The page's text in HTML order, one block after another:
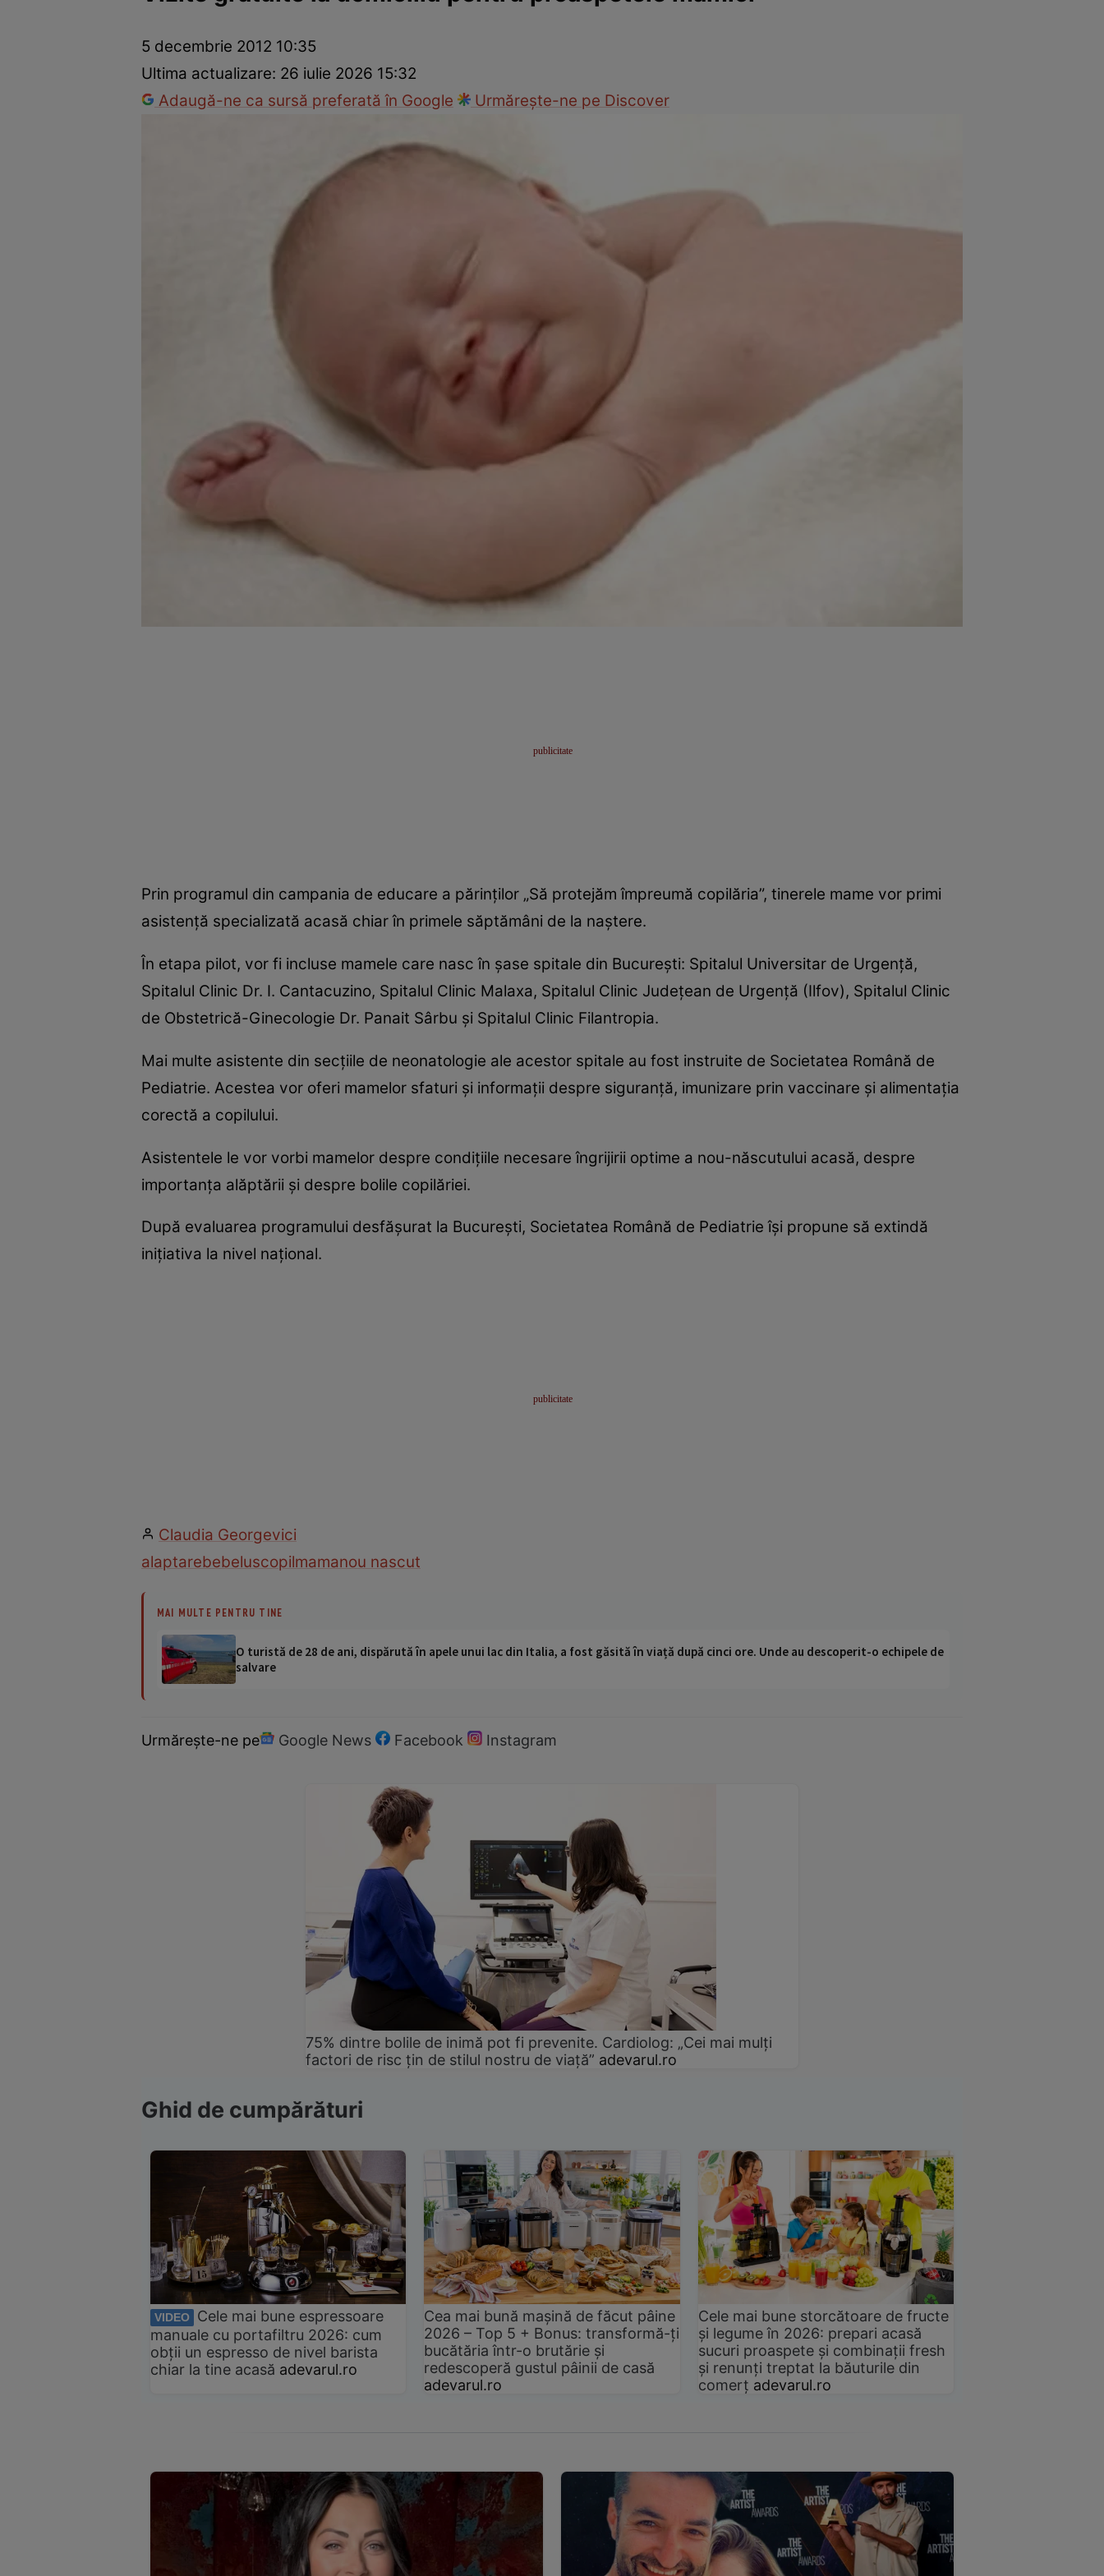
Prevenție și tratament Remedii naturiste Medicii răspund
5 decembrie 2012 10:35
Ultima actualizare: 26 iulie 2026 15:32
Adaugă-ne ca sursă preferată în Google
Urmărește-ne pe Discover
Prin programul din campania de educare a părinţilor „Să protejăm împreumă copilăria”, tinerele mame vor primi
asistenţă specializată acasă chiar în primele săptămâni de la naştere.
În etapa pilot, vor fi incluse mamele care nasc în şase spitale din Bucureşti: Spitalul Universitar de Urgenţă,
Spitalul Clinic Dr. I. Cantacuzino, Spitalul Clinic Malaxa, Spitalul Clinic Judeţean de Urgenţă (Ilfov), Spitalul Clinic
de Obstetrică-Ginecologie Dr. Panait Sârbu şi Spitalul Clinic Filantropia.
Mai multe asistente din secţiile de neonatologie ale acestor spitale au fost instruite de Societatea Română de
Pediatrie. Acestea vor oferi mamelor sfaturi şi informaţii despre siguranţă, imunizare prin vaccinare şi alimentaţia
corectă a copilului.
Asistentele le vor vorbi mamelor despre condiţiile necesare îngrijirii optime a nou-născutului acasă, despre
importanţa alăptării şi despre bolile copilăriei.
După evaluarea programului desfăşurat la Bucureşti, Societatea Română de Pediatrie îşi propune să extindă
iniţiativa la nivel naţional.
Claudia Georgevici
alaptarebebeluscopilmamanou nascut
MAI MULTE PENTRU TINE
O turistă de 28 de ani, dispărută în apele unui lac din Italia, a fost găsită în viață după cinci ore. Unde au descoperit-o echipele de
salvare
Urmărește-ne pe Google News Facebook Instagram
75% dintre bolile de inimă pot fi prevenite. Cardiolog: „Cei mai mulți
factori de risc țin de stilul nostru de viață” adevarul.ro
Ghid de cumpărături
VIDEO
Cele mai bune espressoare
manuale cu portafiltru 2026: cum
obții un espresso de nivel barista
chiar la tine acasă adevarul.ro
Cea mai bună mașină de făcut pâine
2026 – Top 5 + Bonus: transformă-ți
bucătăria într-o brutărie și
redescoperă gustul pâinii de casă
adevarul.ro
Cele mai bune storcătoare de fructe
și legume în 2026: prepari acasă
sucuri proaspete și combinații fresh
și renunți treptat la băuturile din
comerț adevarul.ro